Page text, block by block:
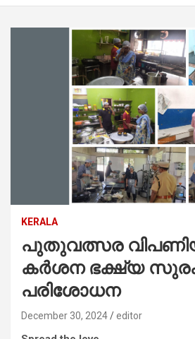
KERALA
പുതുവത്സര
കര്‍ശന ഭക്ഷ്യ
പരിശോധന
December 30, 2024 editor